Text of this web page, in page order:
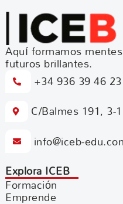
Aquí formamos
futuros brillantes.
+34 936 39 46 23
C/Balmes 191, 3-
info@iceb-
Explora ICEB
Formación
Emprende